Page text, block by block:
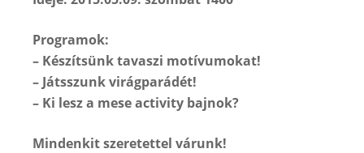
Programok:
– Készítsünk tavaszi motívumokat!
– Játsszunk virágparádét!
– Ki lesz a mese activity bajnok?
Mindenkit szeretettel várunk!